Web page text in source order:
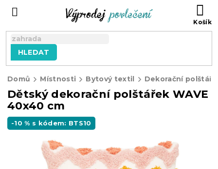
HLEDAT
Domů Místnosti Bytový textil Dekorační
Dětský dekorační polštářek WAVE
40x40 cm
-10 % s kódem: BTS10